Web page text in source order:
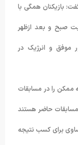
بازیکنان همگی با
صبح و بعد ازظهر
و انرژیک در
را در مسابقات
حاضر هستند
برای کسب نتیجه